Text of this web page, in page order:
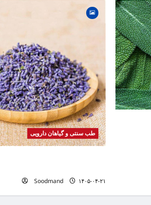
طب سنتی و گیاهان دارویی
Soodmand
۱۴۰۵-۰۴-۲۱